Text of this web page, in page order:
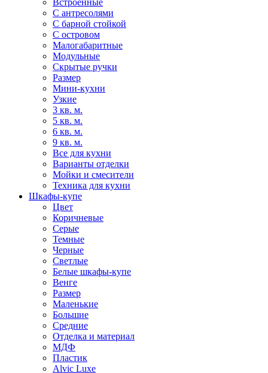
Встроенные
С антресолями
С барной стойкой
С островом
Малогабаритные
Модульные
Скрытые ручки
Размер
Мини-кухни
Узкие
3 кв. м.
5 кв. м.
6 кв. м.
9 кв. м.
Все для кухни
Варианты отделки
Мойки и смесители
Техника для кухни
Шкафы-купе
Цвет
Коричневые
Серые
Темные
Черные
Светлые
Белые шкафы-купе
Венге
Размер
Маленькие
Большие
Средние
Отделка и материал
МДФ
Пластик
Alvic Luxe